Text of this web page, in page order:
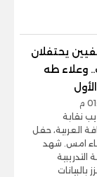
يحتفلان
وعلاء طه
نقابة
العربية، حفل
امس. شهد